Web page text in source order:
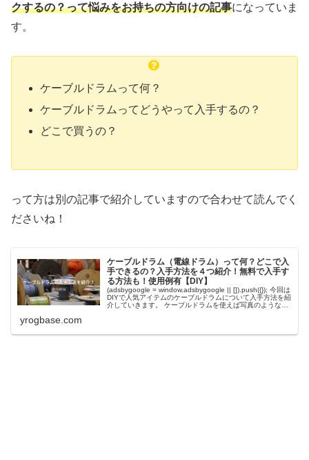
クするの？って悩みをお持ちの方向けの記事になっていま
す。
ケーブルドラムって何？
ケーブルドラムってどうやって入手するの？
どこで買うの？
って方は別の記事で紹介していますので合わせて読んでく
ださいね！
ケーブルドラム（電線ドラム）って何？どこで入
手できるの？入手方法を４つ紹介！無料で入手す
る方法も！使用例有【DIY】
(adsbygoogle = window.adsbygoogle || []).push({}); 今回は
DIYで人気アイテムのケーブルドラムについて入手方法を紹
介していきます。 ケーブルドラムを使えば写真のようなお
yrogbase.com